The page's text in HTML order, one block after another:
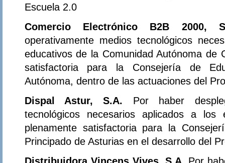
Escuela 2.0
Comercio Electrónico B2B 2000,
operativamente medios tecnológicos
educativos de la Comunidad Autónoma de
satisfactoria para la Consejería de
Autónoma, dentro de las actuaciones del
Dispal Astur, S.A. Por haber
tecnológicos necesarios aplicados a los
plenamente satisfactoria para la
Principado de Asturias en el desarrollo del